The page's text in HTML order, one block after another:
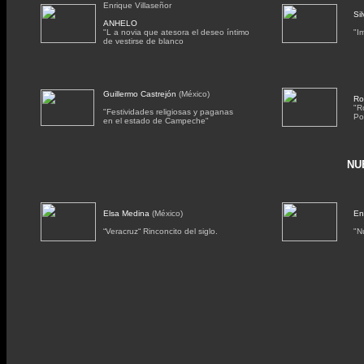
Enrique Villaseñor
ANHELO
"L a novia que atesora el deseo íntimo
de vestirse de blanco
Guillermo Castrejón (México)
"Festividades religiosas y paganas
en el estado de Campeche"
Elsa Medina (México)
“Veracruz“ Rinconcito del siglo.